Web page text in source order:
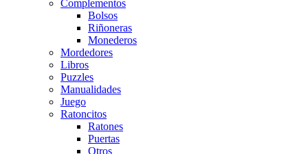
Complementos
Bolsos
Riñoneras
Monederos
Mordedores
Libros
Puzzles
Manualidades
Juego
Ratoncitos
Ratones
Puertas
Otros